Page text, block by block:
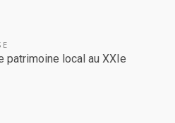
patrimoine local au XXIe